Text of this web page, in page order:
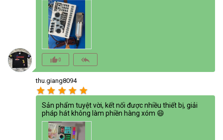
thumb_up_alt0 reply_all
thu.giang8094
star star star star star
Sản phẩm tuyệt vời, kết nối được nhiều thiết bị, giải
pháp hát không làm phiền hàng xóm 😄